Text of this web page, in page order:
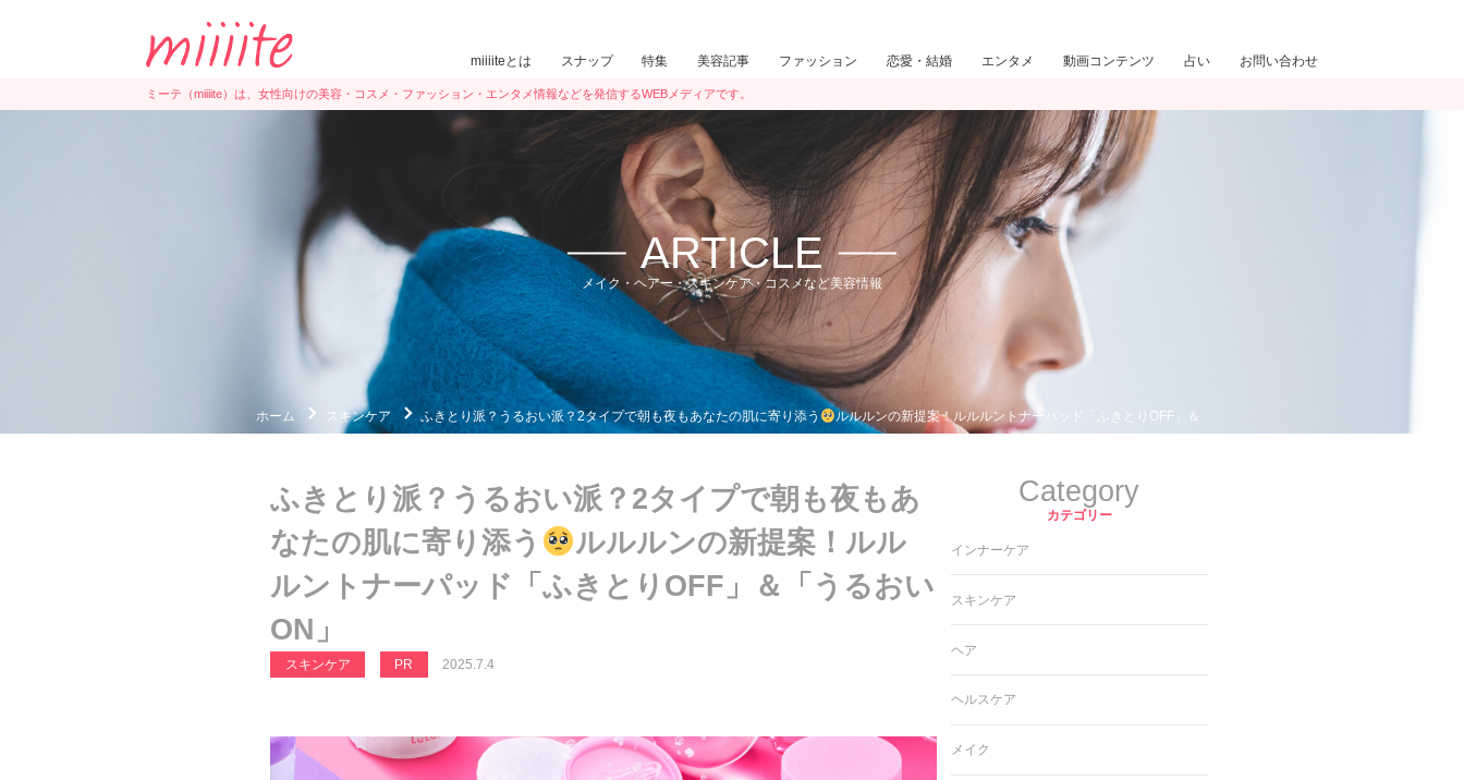
miiiiteとは スナップ 特集 美容記事 ファッション 恋愛・結婚 エンタメ 動画コンテンツ 占い お問い合わせ
ミーテ（miiiite）は、女性向けの美容・コスメ・ファッション・エンタメ情報などを発信するWEBメディアです。
ARTICLE
メイク・ヘアー・スキンケア・コスメなど美容情報
ホーム スキンケア ふきとり派？うるおい派？2タイプで朝も夜もあなたの肌に寄り添う ルルルンの新提案！ルルルントナーパッド「ふきとりOFF」＆「うるおいON」
ふきとり派？うるおい派？2タイプで朝も夜もあ
なたの肌に寄り添う
ルルルンの新提案！ルル
ルントナーパッド「ふきとりOFF」＆「うるおい
ON」
スキンケア PR 2025.7.4
Category
カテゴリー
インナーケア
スキンケア
ヘア
ヘルスケア
メイク